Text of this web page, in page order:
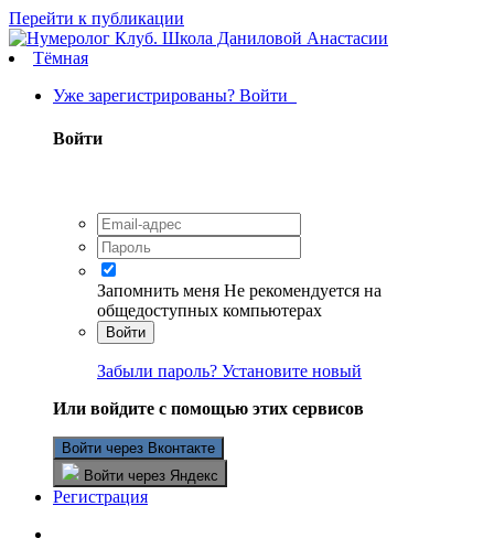
Перейти к публикации
Тёмная
Уже зарегистрированы? Войти
Войти
Запомнить меня Не рекомендуется на
общедоступных компьютерах
Войти
Забыли пароль? Установите новый
Или войдите с помощью этих сервисов
Войти через Вконтакте
Войти через Яндекс
Регистрация